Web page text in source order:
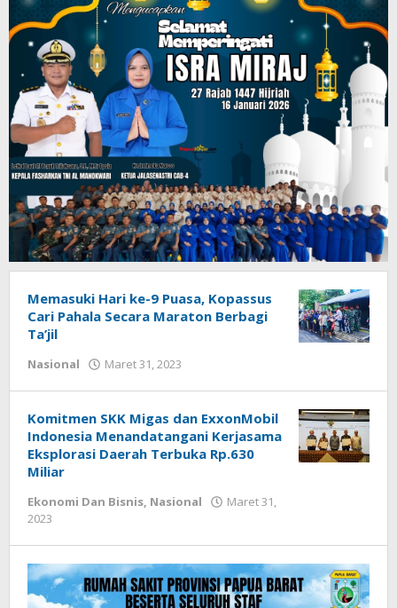
Memasuki Hari ke-9 Puasa, Kopassus
Cari Pahala Secara Maraton Berbagi
Ta’jil
Nasional Maret 31, 2023
:
Papua
Star
Komitmen SKK Migas dan ExxonMobil
Indonesia Menandatangani Kerjasama
Eksplorasi Daerah Terbuka Rp.630
Miliar
Ekonomi Dan Bisnis, Nasional
Maret 31,
2023
:
Papua
Star